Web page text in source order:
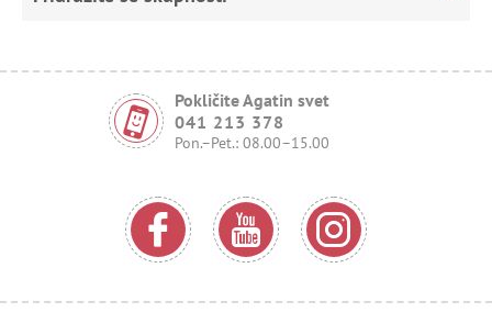
Pokličite Agatin svet
041 213 378
Pon.–Pet.: 08.00–15.00